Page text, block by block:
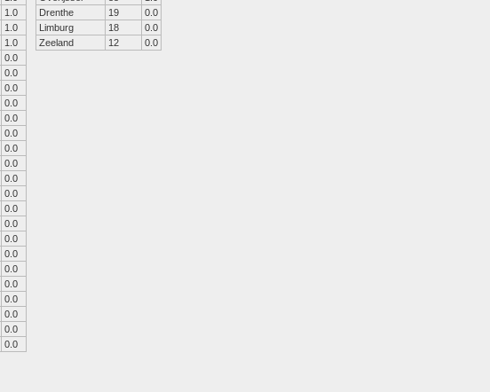
1.0
1.0
1.0
0.0
0.0
0.0
0.0
0.0
0.0
0.0
0.0
0.0
0.0
0.0
0.0
0.0
0.0
0.0
0.0
0.0
0.0
0.0
0.0
Drenthe
19
0.0
Limburg
18
0.0
Zeeland
12 0.0